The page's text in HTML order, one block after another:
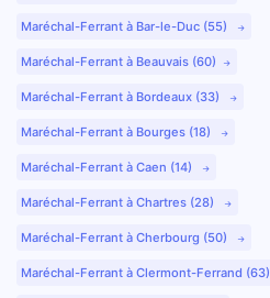
Maréchal-Ferrant à Bar-le-Duc (55)
Maréchal-Ferrant à Beauvais (60)
Maréchal-Ferrant à Bordeaux (33)
Maréchal-Ferrant à Bourges (18)
Maréchal-Ferrant à Caen (14)
Maréchal-Ferrant à Chartres (28)
Maréchal-Ferrant à Cherbourg (50)
Maréchal-Ferrant à Clermont-Ferrand (63)